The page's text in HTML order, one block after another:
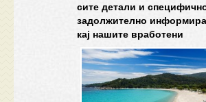
сите детали и
задолжително
кај нашите вработени